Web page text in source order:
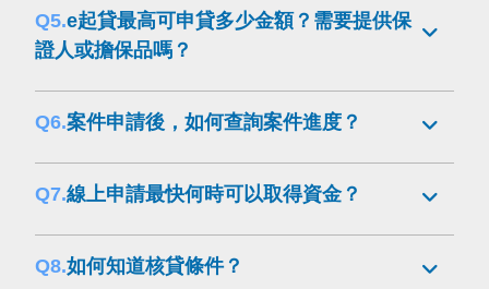
Q5.e起貸最高可申貸多少金額？需要提供保
證人或擔保品嗎？
Q6.案件申請後，如何查詢案件進度？
Q7.線上申請最快何時可以取得資金？
Q8.如何知道核貸條件？